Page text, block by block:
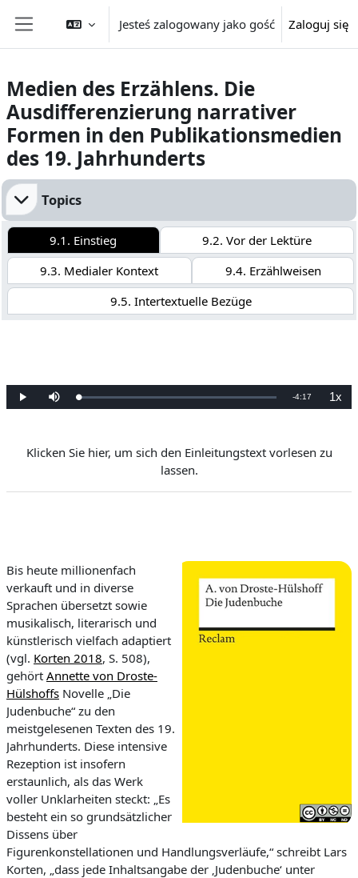
Przejdź do głównej zawartości
Panel boczny
Jesteś zalogowany jako gość Zaloguj się
Medien des Erzählens. Die
Ausdifferenzierung narrativer
Formen in den Publikationsmedien
des 19. Jahrhunderts
Przegląd sekcji
Topics
9.1. Einstieg
9.2. Vor der Lektüre
9.3. Medialer Kontext
9.4. Erzählweisen
9.5. Intertextuelle Bezüge
Odtwórz WyciszZaładowany:
0%
Pozostały
-4:17 1x
Klicken Sie hier, um sich den Einleitungstext vorlesen zu
lassen.
Bis heute millionenfach
verkauft und in diverse
Sprachen übersetzt sowie
musikalisch, literarisch und
künstlerisch vielfach adaptiert
(vgl. Korten 2018, S. 508),
gehört Annette von Droste-
Hülshoffs Novelle „Die
Judenbuche“ zu den
meistgelesenen Texten des 19.
Jahrhunderts. Diese intensive
Rezeption ist insofern
erstaunlich, als das Werk
voller Unklarheiten steckt: „Es
besteht ein so grundsätzlicher
Dissens über
Figurenkonstellationen und Handlungsverläufe,“ schreibt Lars
Korten, „dass jede Inhaltsangabe der ‚Judenbuche‘ unter